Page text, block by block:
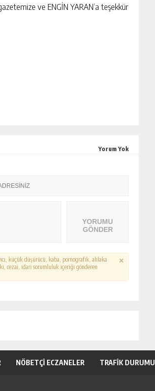
ve ENGİN YARAN’a teşekkür
Yorum Yok
YORUMU
GÖNDER
küçük düşürücü, kaba, pornografik, ahlaka
cezai, idari sorumluluk içeriği gönderen
NÖBETÇİ ECZANELER TRAFİK DURUMU